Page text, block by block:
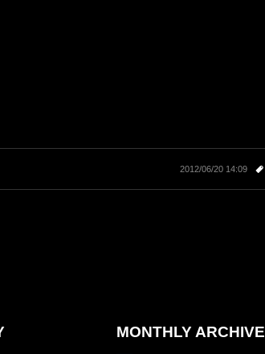
2012/06/20 14:09
MONTHLY ARCHIVE